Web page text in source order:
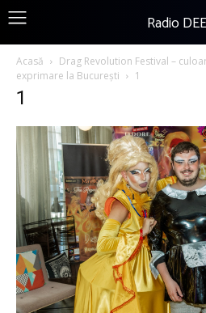
Radio
Acasă
Drag Revolution Festival –
exprimare la București
1
1